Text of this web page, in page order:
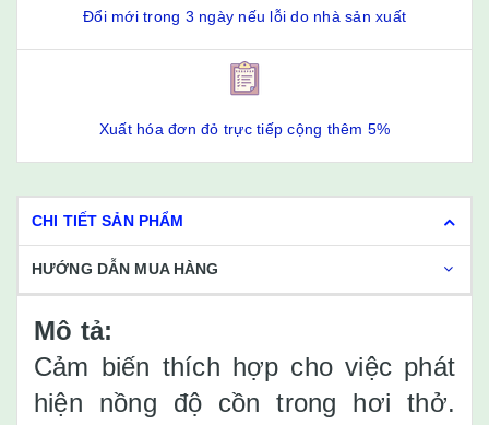
Đổi mới trong 3 ngày nếu lỗi do nhà sản xuất
Xuất hóa đơn đỏ trực tiếp cộng thêm 5%
CHI TIẾT SẢN PHẨM
HƯỚNG DẪN MUA HÀNG
Mô tả:
Cảm biến thích hợp cho việc phát
hiện nồng độ cồn trong hơi thở.